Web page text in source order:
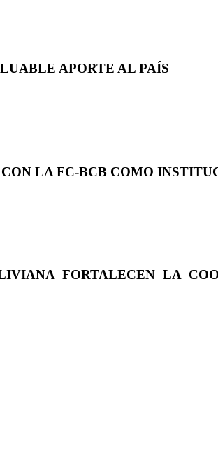
APORTE AL PAÍS
LA FC-BCB COMO
FORTALECEN LA